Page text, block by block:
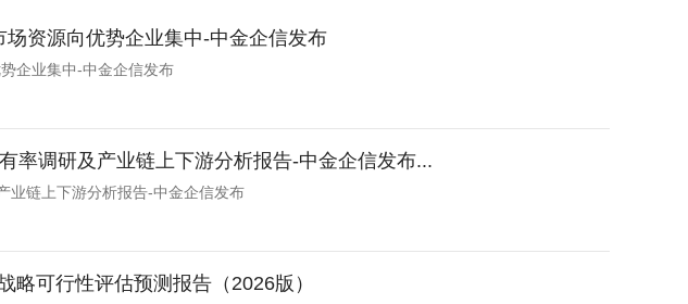
资源向优势企业集中-中金企信发布
企业集中-中金企信发布
率调研及产业链上下游分析报告-中金企信发布...
业链上下游分析报告-中金企信发布
略可行性评估预测报告（2026版）